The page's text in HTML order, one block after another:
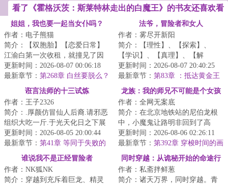
有今天！
看了《霍格沃茨：斯莱特林走出的白魔王》的书友还喜欢看
姐姐，我也要一起当女仆吗？
作者：电子熊猫
简介：【双胞胎】【恋爱日常】
江渝白第一次收租，就撞见了因
为没钱交租而对房东苦苦哀求的
双胞胎姐妹林见...
更新时间：2026-08-07 00:06:18
最新章节： 第268章 白丝要脱么？
法爷，冒险者和女人
作者：雾尽开新阳
简介：【理性】、【探索】、
【学识】、【真理】、【解
构】、【元素】让李维从只会扔
法术的元素蛮子，蜕变...
更新时间：2026-08-07 20:40:25
最新章节： 第83章 ：抵达黄金王
国，遇情人
诳言法师的十三试炼
作者：王子2326
简介：.厚颜仿冒仙人后裔.请邪恶
组织大吃一斤.于光天化日之下展
露神性.以一己之力喝倒整个学校.
窃取魔法...
更新时间：2026-08-05 20:00:44
最新章节： 第41章 等同于失败的
智斗成功
龙族：我的师兄不可能是个女孩
作者：全网无案底
简介：在北京地铁站的尼伯龙根
中，小魔鬼让路明非回到了高
中。他被破碎不完整的记忆影
响，比曾经更衰。这...
更新时间：2026-08-06 02:26:11
最新章节： 第392章 穿梭时间的画
面的钟
谁说我不是正经冒险者
作者：NK狐NK
简介：穿越到充斥着巨龙、精灵
同时穿越：从诡秘开始的命途行
者
作者：私斋拌鲜葱
简介：诸天万界，同时穿越。青